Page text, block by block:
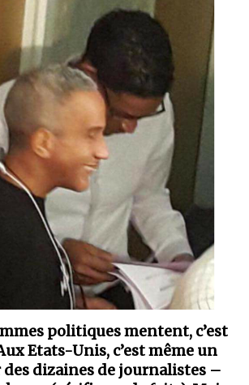
politiques mentent, c’est
Etats-Unis, c’est même un
dizaines de journalistes –